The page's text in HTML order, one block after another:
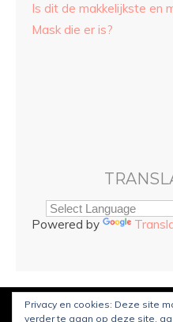
Is dit de makkelijkste en
Mask die er is?
Powered by
© CopyrightSarah and Beauty
Privacy en cookies: Deze site
verder te gaan op deze site,